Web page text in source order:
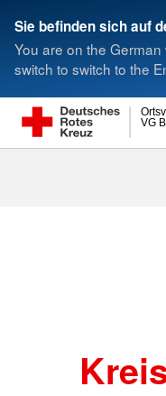
Sie befinden sich auf
You are on the
switch to switch to the
VG